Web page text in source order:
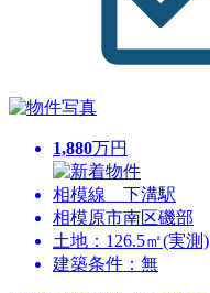
1,880万円
相模線 下溝駅
相模原市南区磯部
土地：126.5㎡(実測)
建築条件：無